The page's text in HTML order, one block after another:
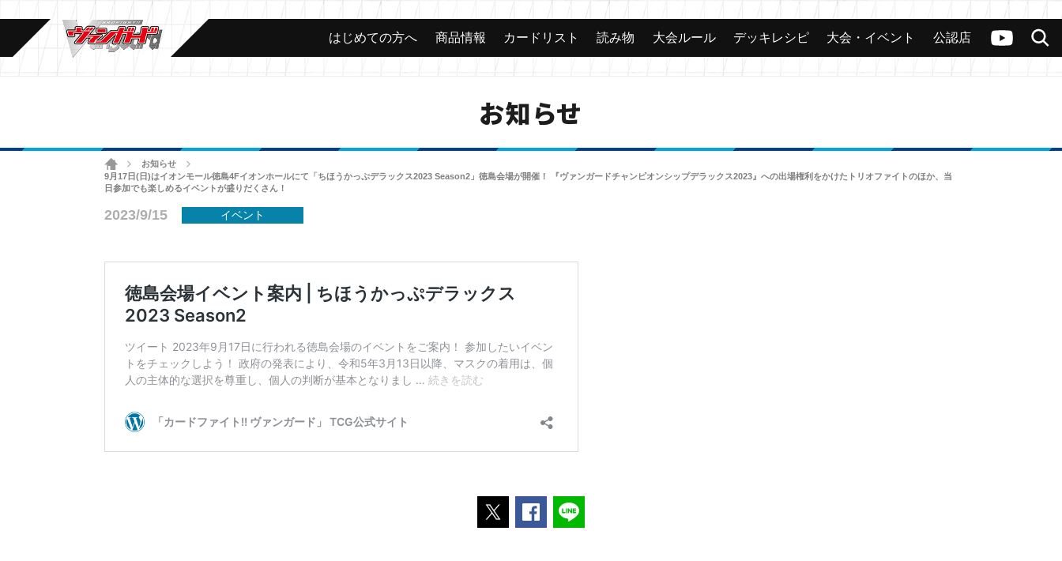
ヴァンガードch
検索
カード 大会 公認店舗 その他
はじめての方へ 商品情報 カードリスト 読み物 大会ルール デッキレシピ 大会・イベント 公認店
お知らせ
ホームお知らせ
9月17日(日)はイオンモール徳島4Fイオンホールにて「ちほうかっぷデラックス2023 Season2」徳島会場が開催！ 『ヴァンガードチャンピオンシップデラックス2023』への出場権利をかけたトリオファイトのほか、当
日参加でも楽しめるイベントが盛りだくさん！
2023/9/15 イベント
ポストするFacebookでシェアする